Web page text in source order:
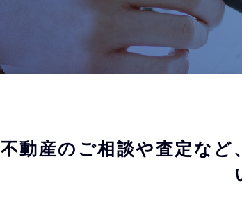
不動産のご相談や査定など、